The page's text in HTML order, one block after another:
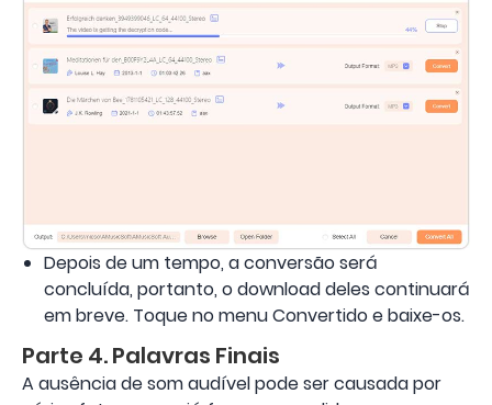
Depois de um tempo, a conversão será
concluída, portanto, o download deles continuará
em breve. Toque no menu Convertido e baixe-os.
Parte 4. Palavras Finais
A ausência de som audível pode ser causada por